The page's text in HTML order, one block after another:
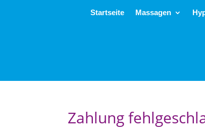
Startseite Massagen
Zahlung